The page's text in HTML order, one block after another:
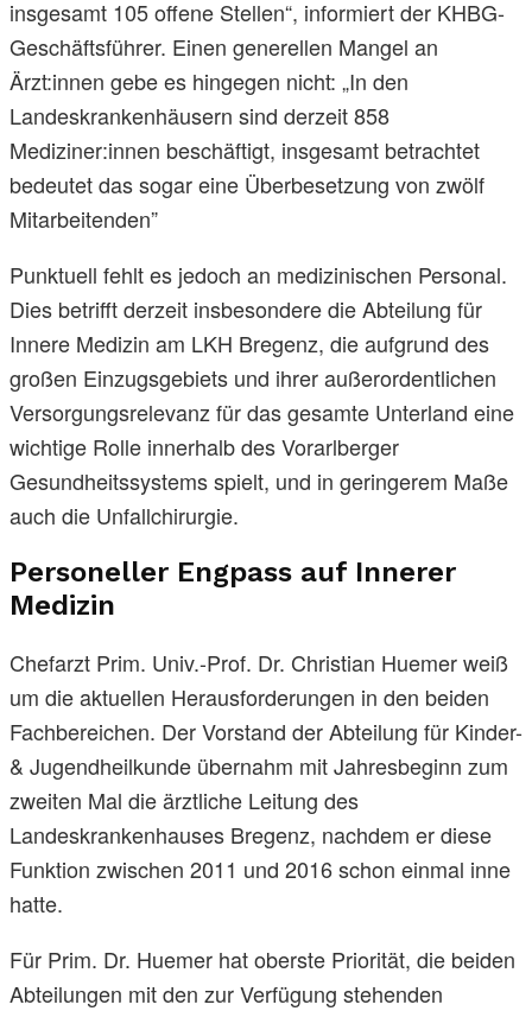
insgesamt 105 offene Stellen“, informiert der KHBG-
Geschäftsführer. Einen generellen Mangel an
Ärzt:innen gebe es hingegen nicht: „In den
Landeskrankenhäusern sind derzeit 858
Mediziner:innen beschäftigt, insgesamt betrachtet
bedeutet das sogar eine Überbesetzung von zwölf
Mitarbeitenden”
Punktuell fehlt es jedoch an medizinischen Personal.
Dies betrifft derzeit insbesondere die Abteilung für
Innere Medizin am LKH Bregenz, die aufgrund des
großen Einzugsgebiets und ihrer außerordentlichen
Versorgungsrelevanz für das gesamte Unterland eine
wichtige Rolle innerhalb des Vorarlberger
Gesundheitssystems spielt, und in geringerem Maße
auch die Unfallchirurgie.
Personeller Engpass auf Innerer
Medizin
Chefarzt Prim. Univ.-Prof. Dr. Christian Huemer weiß
um die aktuellen Herausforderungen in den beiden
Fachbereichen. Der Vorstand der Abteilung für Kinder-
& Jugendheilkunde übernahm mit Jahresbeginn zum
zweiten Mal die ärztliche Leitung des
Landeskrankenhauses Bregenz, nachdem er diese
Funktion zwischen 2011 und 2016 schon einmal inne
hatte.
Für Prim. Dr. Huemer hat oberste Priorität, die beiden
Abteilungen mit den zur Verfügung stehenden